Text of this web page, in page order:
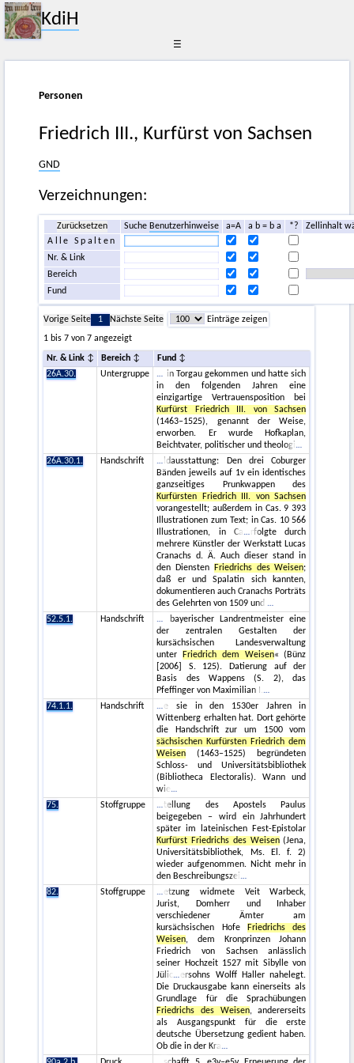
KdiH
☰
Personen
Friedrich III., Kurfürst von Sachsen
GND
Verzeichnungen:
Zurücksetzen Suche Benutzerhinweise a=A a b = b a *?
Zellinhalt
Alle Spalten
Nr. & Link
Bereich
Fund
Vorige Seite 1 Nächste Seite
Einträge zeigen
1 bis 7 von 7 angezeigt
Nr. & Link Bereich
Fund
26A.30.
Untergruppe
in Torgau gekommen und hatte sich
in den folgenden Jahren eine
einzigartige Vertrauensposition bei
Kurfürst Friedrich III. von Sachsen
(1463–1525), genannt der Weise,
erworben. Er wurde Hofkaplan,
Beichtvater, politischer und theologi
26A.30.1.
Handschrift
ldausstattung: Den drei Coburger
Bänden jeweils auf 1v ein identisches
ganzseitiges Prunkwappen des
Kurfürsten Friedrich III. von Sachsen
vorangestellt; außerdem in Cas. 9 393
Illustrationen zum Text; in Cas. 10 566
Illustrationen, in Ca
rfolgte durch
mehrere Künstler der Werkstatt Lucas
Cranachs d. Ä. Auch dieser stand in
den Diensten Friedrichs des Weisen;
daß er und Spalatin sich kannten,
dokumentieren auch Cranachs Porträts
des Gelehrten von 1509 und
52.5.1.
Handschrift
bayerischer Landrentmeister eine
der zentralen Gestalten der
kursächsischen Landesverwaltung
unter Friedrich dem Weisen« (Bünz
[2006] S. 125). Datierung auf der
Basis des Wappens (S. 2), das
Pfeffinger von Maximilian I.
74.1.1.
Handschrift
e sie in den 1530er Jahren in
Wittenberg erhalten hat. Dort gehörte
die Handschrift zur um 1500 vom
sächsischen Kurfürsten Friedrich dem
Weisen (1463–1525) begründeten
Schloss- und Universitätsbibliothek
(Bibliotheca Electoralis). Wann und
wie
75.
Stoffgruppe
tellung des Apostels Paulus
beigegeben – wird ein Jahrhundert
später im lateinischen Fest-Epistolar
Kurfürst Friedrichs des Weisen(Jena,
Universitätsbibliothek, Ms. El. f. 2)
wieder aufgenommen. Nicht mehr in
den Beschreibungszei
82.
Stoffgruppe
etzung widmete Veit Warbeck,
Jurist, Domherr und Inhaber
verschiedener Ämter am
kursächsischen Hofe Friedrichs des
Weisen, dem Kronprinzen Johann
Friedrich von Sachsen anlässlich
seiner Hochzeit 1527 mit Sibylle von
Jülic
ersohns Wolff Haller nahelegt.
Die Druckausgabe kann einerseits als
Grundlage für die Sprachübungen
Friedrichs des Weisen, andererseits
als Ausgangspunkt für die erste
deutsche Übersetzung gedient haben.
Ob die in der Kra